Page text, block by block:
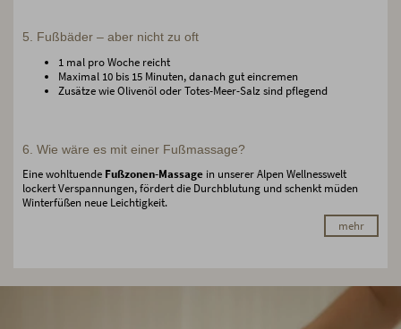
5. Fußbäder – aber nicht zu oft
1 mal pro Woche reicht
Maximal 10 bis 15 Minuten, danach gut eincremen
Zusätze wie Olivenöl oder Totes-Meer-Salz sind pflegend
6. Wie wäre es mit einer Fußmassage?
Eine wohltuende Fußzonen-Massage in unserer Alpen Wellnesswelt
lockert Verspannungen, fördert die Durchblutung und schenkt müden
Winterfüßen neue Leichtigkeit.
mehr